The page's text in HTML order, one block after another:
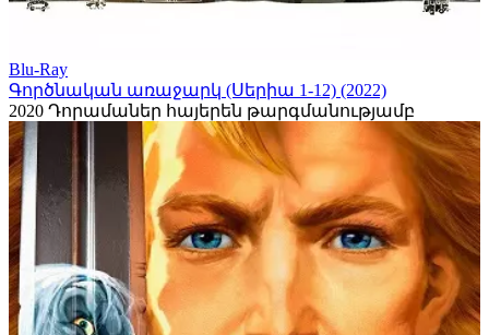
Blu-Ray
Գործնական առաջարկ (Սերիա 1-12) (2022)
2020 Դորամաներ հայերեն թարգմանությամբ